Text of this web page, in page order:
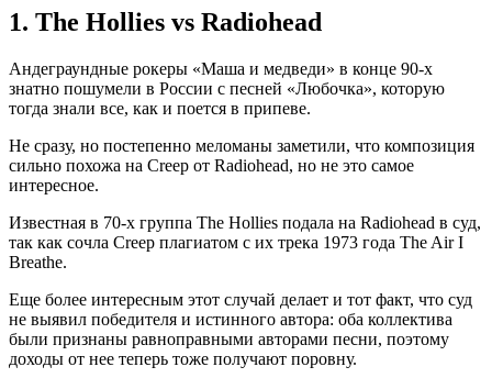
1. The Hollies vs Radiohead
Андеграундные рокеры «Маша и медведи» в конце 90-х
знатно пошумели в России с песней «Любочка», которую
тогда знали все, как и поется в припеве.
Не сразу, но постепенно меломаны заметили, что композиция
сильно похожа на Creep от Radiohead, но не это самое
интересное.
Известная в 70-х группа The Hollies подала на Radiohead в суд,
так как сочла Creep плагиатом с их трека 1973 года The Air I
Breathe.
Еще более интересным этот случай делает и тот факт, что суд
не выявил победителя и истинного автора: оба коллектива
были признаны равноправными авторами песни, поэтому
доходы от нее теперь тоже получают поровну.